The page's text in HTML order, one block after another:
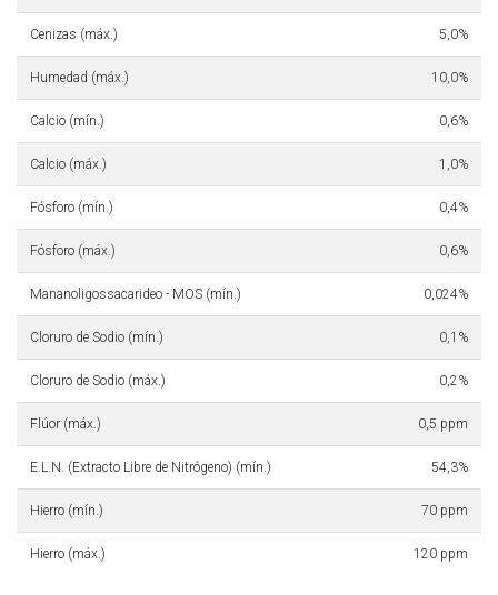
Cenizas (máx.) 5,0%
Humedad (máx.) 10,0%
Calcio (mín.) 0,6%
Calcio (máx.) 1,0%
Fósforo (mín.) 0,4%
Fósforo (máx.) 0,6%
Mananoligossacarideo - MOS (mín.) 0,024%
Cloruro de Sodio (mín.) 0,1%
Cloruro de Sodio (máx.) 0,2%
Flúor (máx.) 0,5 ppm
E.L.N. (Extracto Libre de Nitrógeno) (mín.) 54,3%
Hierro (mín.) 70 ppm
Hierro (máx.) 120 ppm